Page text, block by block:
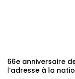
66e anniversaire
l’adresse à la